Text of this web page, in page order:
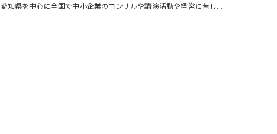
愛知県を中心に全国で中小企業のコンサルや講演活動や経営に苦し...